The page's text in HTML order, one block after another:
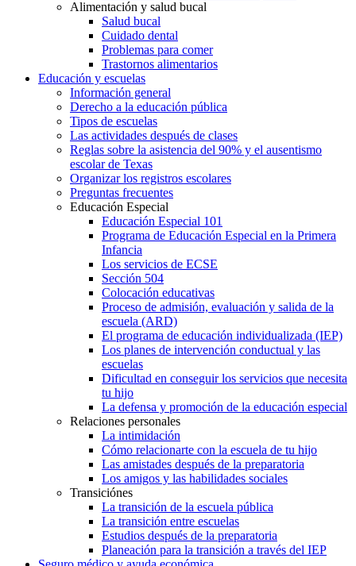
Alimentación y salud bucal
Salud bucal
Cuidado dental
Problemas para comer
Trastornos alimentarios
Educación y escuelas
Información general
Derecho a la educación pública
Tipos de escuelas
Las actividades después de clases
Reglas sobre la asistencia del 90% y el ausentismo
escolar de Texas
Organizar los registros escolares
Preguntas frecuentes
Educación Especial
Educación Especial 101
Programa de Educación Especial en la Primera
Infancia
Los servicios de ECSE
Sección 504
Colocación educativas
Proceso de admisión, evaluación y salida de la
escuela (ARD)
El programa de educación individualizada (IEP)
Los planes de intervención conductual y las
escuelas
Dificultad en conseguir los servicios que necesita
tu hijo
La defensa y promoción de la educación especial
Relaciones personales
La intimidación
Cómo relacionarte con la escuela de tu hijo
Las amistades después de la preparatoria
Los amigos y las habilidades sociales
Transiciónes
La transición de la escuela pública
La transición entre escuelas
Estudios después de la preparatoria
Planeación para la transición a través del IEP